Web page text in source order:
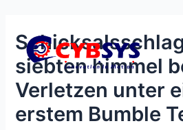
siebten himmel
Verletzen unter
erstem Bumble